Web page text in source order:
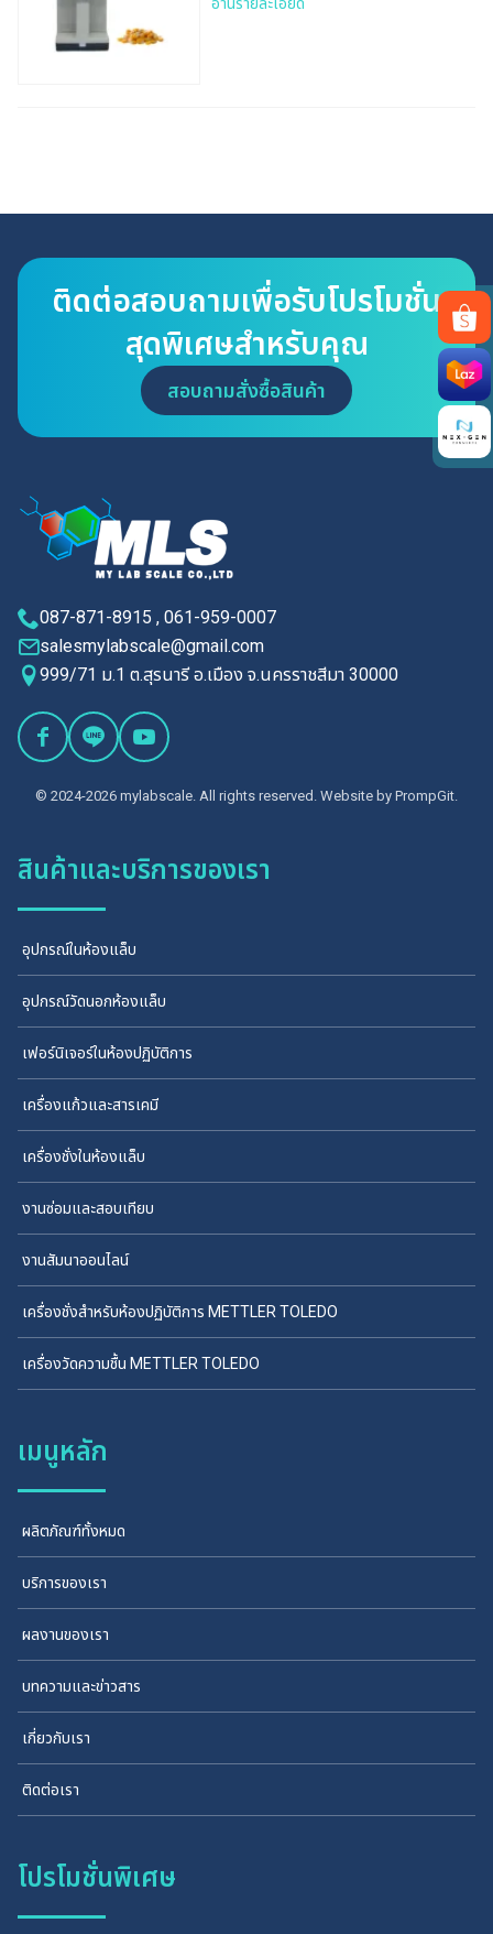
อ่านรายละเอียด
ติดต่อสอบถามเพื่อรับโปรโมชั่น
สุดพิเศษสำหรับคุณ
สอบถามสั่งซื้อสินค้า
087-871-8915 , 061-959-0007
salesmylabscale@gmail.com
999/71 ม.1 ต.สุรนารี อ.เมือง จ.นครราชสีมา 30000
© 2024-2026 mylabscale. All rights reserved. Website by PrompGit.
สินค้าและบริการของเรา
อุปกรณ์ในห้องแล็บ
อุปกรณ์วัดนอกห้องแล็บ
เฟอร์นิเจอร์ในห้องปฏิบัติการ
เครื่องแก้วและสารเคมี
เครื่องชั่งในห้องแล็บ
งานซ่อมและสอบเทียบ
งานสัมนาออนไลน์
เครื่องชั่งสำหรับห้องปฏิบัติการ METTLER TOLEDO
เครื่องวัดความชื้น METTLER TOLEDO
เมนูหลัก
ผลิตภัณฑ์ทั้งหมด
บริการของเรา
ผลงานของเรา
บทความและข่าวสาร
เกี่ยวกับเรา
ติดต่อเรา
โปรโมชั่นพิเศษ